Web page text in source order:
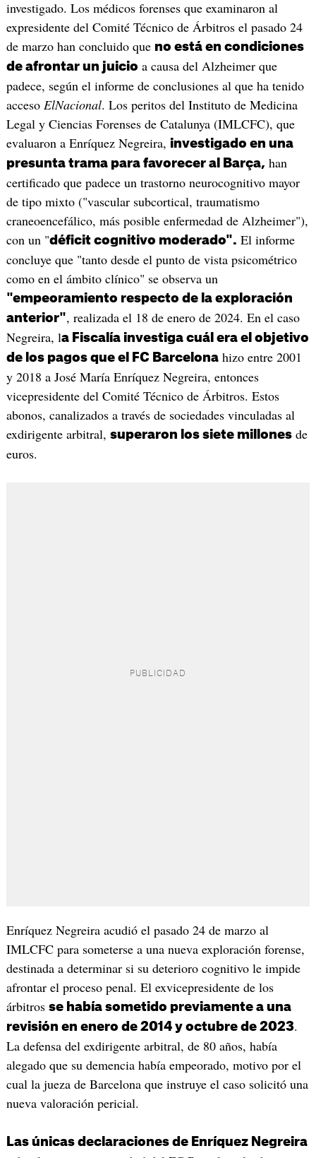
investigado. Los médicos forenses que examinaron al
expresidente del Comité Técnico de Árbitros el pasado 24
de marzo han concluido que no está en condiciones
de afrontar un juicio a causa del Alzheimer que
padece, según el informe de conclusiones al que ha tenido
acceso ElNacional. Los peritos del Instituto de Medicina
Legal y Ciencias Forenses de Catalunya (IMLCFC), que
evaluaron a Enríquez Negreira, investigado en una
presunta trama para favorecer al Barça, han
certificado que padece un trastorno neurocognitivo mayor
de tipo mixto ("vascular subcortical, traumatismo
craneoencefálico, más posible enfermedad de Alzheimer"),
con un "déficit cognitivo moderado". El informe
concluye que "tanto desde el punto de vista psicométrico
como en el ámbito clínico" se observa un
"empeoramiento respecto de la exploración
anterior", realizada el 18 de enero de 2024. En el caso
Negreira, la Fiscalía investiga cuál era el objetivo
de los pagos que el FC Barcelonahizo entre 2001
y 2018 a José María Enríquez Negreira, entonces
vicepresidente del Comité Técnico de Árbitros. Estos
abonos, canalizados a través de sociedades vinculadas al
exdirigente arbitral, superaron los siete millonesde
euros.
Enríquez Negreira acudió el pasado 24 de marzo al
IMLCFC para someterse a una nueva exploración forense,
destinada a determinar si su deterioro cognitivo le impide
afrontar el proceso penal. El exvicepresidente de los
árbitros se había sometido previamente a una
revisión en enero de 2014 y octubre de 2023.
La defensa del exdirigente arbitral, de 80 años, había
alegado que su demencia había empeorado, motivo por el
cual la jueza de Barcelona que instruye el caso solicitó una
nueva valoración pericial.
Las únicas declaraciones de Enríquez Negreira